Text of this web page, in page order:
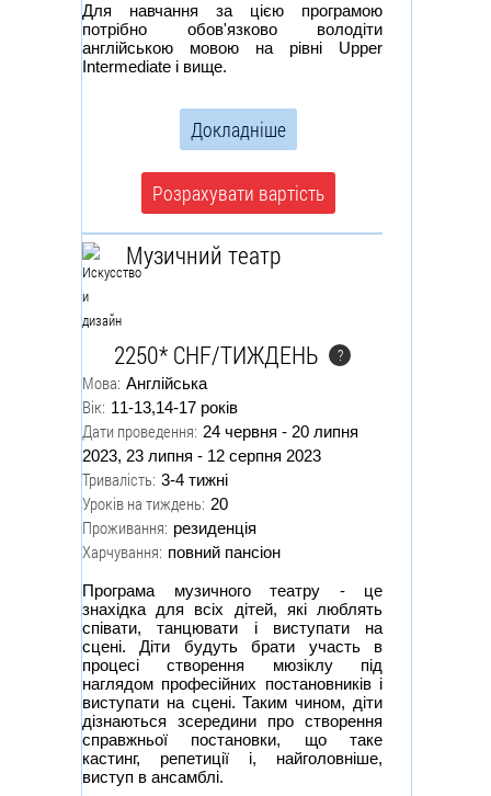
Для навчання за цією програмою
потрібно обов'язково володіти
англійською мовою на рівні Upper
Intermediate і вище.
Докладніше
Розрахувати вартість
Музичний театр
2250* CHF/ТИЖДЕНЬ ?
Мова: Англійська
Вік: 11-13,14-17 років
Дати проведення: 24 червня - 20 липня
2023, 23 липня - 12 серпня 2023
Тривалість: 3-4 тижні
Уроків на тиждень: 20
Проживання: резиденція
Харчування: повний пансіон
Програма музичного театру - це
знахідка для всіх дітей, які люблять
співати, танцювати і виступати на
сцені. Діти будуть брати участь в
процесі створення мюзіклу під
наглядом професійних постановників і
виступати на сцені. Таким чином, діти
дізнаються зсередини про створення
справжньої постановки, що таке
кастинг, репетиції і, найголовніше,
виступ в ансамблі.